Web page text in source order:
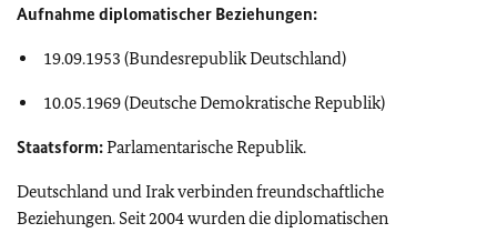
Aufnahme diplomatischer Beziehungen:
19.09.1953 (Bundesrepublik Deutschland)
10.05.1969 (Deutsche Demokratische Republik)
Staatsform:Parlamentarische Republik.
Deutschland und Irak verbinden freundschaftliche
Beziehungen. Seit 2004 wurden die diplomatischen